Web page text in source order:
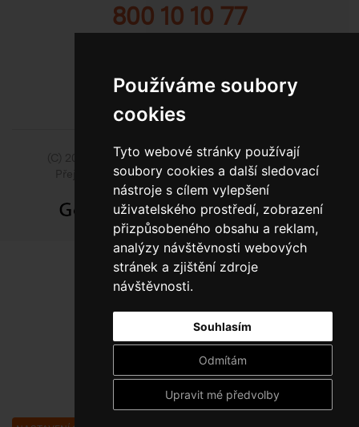
Používáme soubory
cookies
Tyto webové stránky používají
soubory cookies a další sledovací
nástroje s cílem vylepšení
uživatelského prostředí, zobrazení
přizpůsobeného obsahu a reklam,
analýzy návštěvnosti webových
stránek a zjištění zdroje
návštěvnosti.
Souhlasím
Odmítám
Upravit mé předvolby
800 10 10 77
(C) 2014 - 2026 Model Obaly a.s.,ISSA CZECH s.r.o.
Přejít na slovenskou pobočku Model Pack Shop